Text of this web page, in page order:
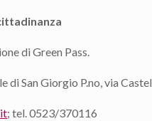
di Green Pass.
di San Giorgio P.no, via
; tel. 0523/370116